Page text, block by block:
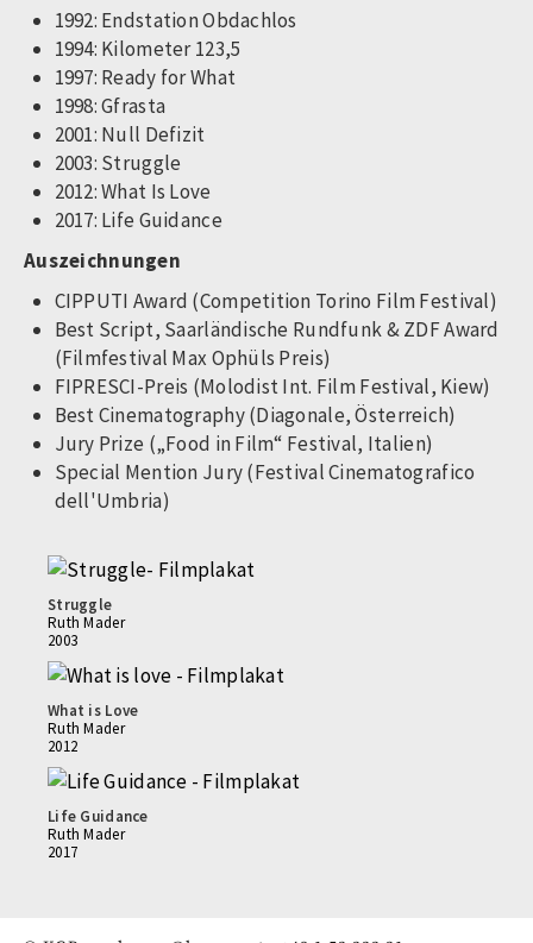
1992: Endstation Obdachlos
1994: Kilometer 123,5
1997: Ready for What
1998: Gfrasta
2001: Null Defizit
2003: Struggle
2012: What Is Love
2017: Life Guidance
Auszeichnungen
CIPPUTI Award (Competition Torino Film Festival)
Best Script, Saarländische Rundfunk & ZDF Award
(Filmfestival Max Ophüls Preis)
FIPRESCI-Preis (Molodist Int. Film Festival, Kiew)
Best Cinematography (Diagonale, Österreich)
Jury Prize („Food in Film“ Festival, Italien)
Special Mention Jury (Festival Cinematografico
dell'Umbria)
Struggle
Ruth Mader
2003
What is Love
Ruth Mader
2012
Life Guidance
Ruth Mader
2017